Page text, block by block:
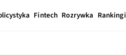
Fintech Rozrywka Rankingi